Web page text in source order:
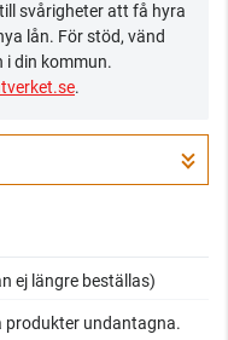
svårigheter att få hyra
lån. För stöd, vänd
i din kommun.
.
ej längre beställas)
produkter undantagna.